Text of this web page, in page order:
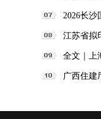
2026长
会
江苏省拟
净化工程
全文｜上
参与办法
广西住建